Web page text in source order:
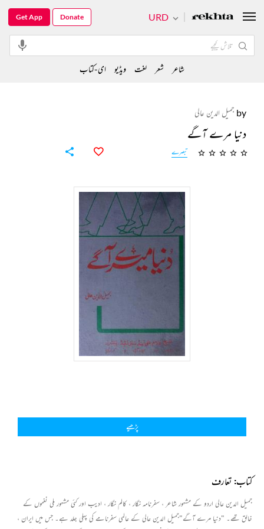
by جمیل الدین عالی
دنیا مرے آگے
تبصرے
پڑھیے
کتاب: تعارف
جمیل الدین عالی اردو کے مشہور شاعر ، سفرنامہ نگار ، کالم نگار ، ادیب اور کئی مشہور ملی نغموں کے
خالق تھے۔ "دنیا مرے آگے"جمیل الدین عالی کے عالمی سفرنامے کی پہلی جلد ہے۔ جس میں ایران ،
URD
Get App Donate
شاعر شعر لغت ویڈیو ای-کتاب